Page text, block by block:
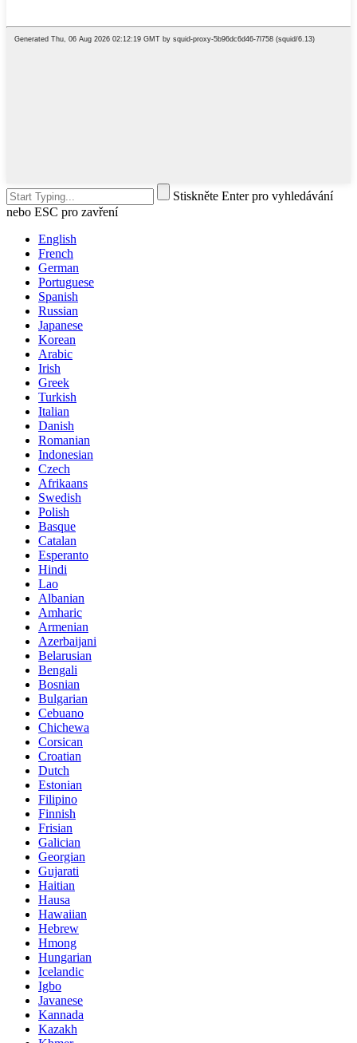
Stiskněte Enter pro vyhledávání
nebo ESC pro zavření
English
French
German
Portuguese
Spanish
Russian
Japanese
Korean
Arabic
Irish
Greek
Turkish
Italian
Danish
Romanian
Indonesian
Czech
Afrikaans
Swedish
Polish
Basque
Catalan
Esperanto
Hindi
Lao
Albanian
Amharic
Armenian
Azerbaijani
Belarusian
Bengali
Bosnian
Bulgarian
Cebuano
Chichewa
Corsican
Croatian
Dutch
Estonian
Filipino
Finnish
Frisian
Galician
Georgian
Gujarati
Haitian
Hausa
Hawaiian
Hebrew
Hmong
Hungarian
Icelandic
Igbo
Javanese
Kannada
Kazakh